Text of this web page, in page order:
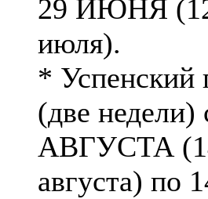
29 ИЮНЯ
июля).
* Успенский
(две недели)
АВГУСТА
августа) по